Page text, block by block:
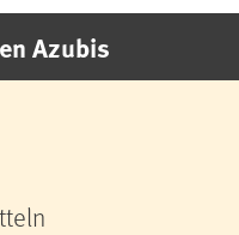
Azubis